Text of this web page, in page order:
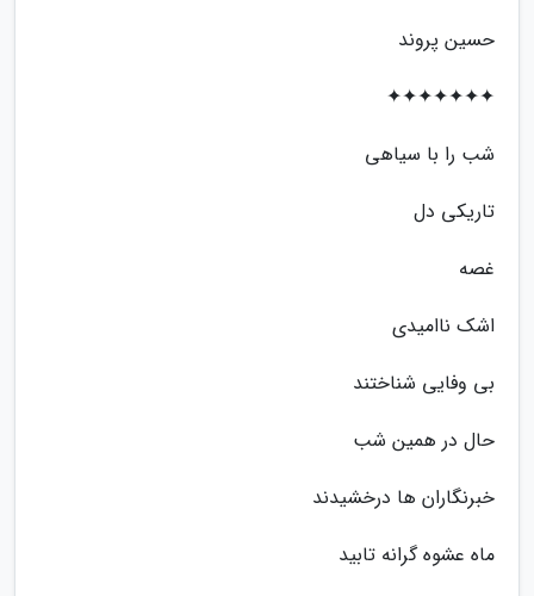
حسین پروند
✦✦✦✦✦✦✦
شب را با سیاهی
تاریکی دل
غصه
اشک ناامیدی
بی وفایی شناختند
حال در همین شب
خبرنگاران ها درخشیدند
ماه عشوه گرانه تابید